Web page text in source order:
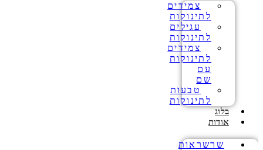
צמידים
לתינוקות
עגילים
לתינוקות
צמידים
לתינוקות
עם
שם
טבעות
לתינוקות
בלוג
אודות
שרשראות